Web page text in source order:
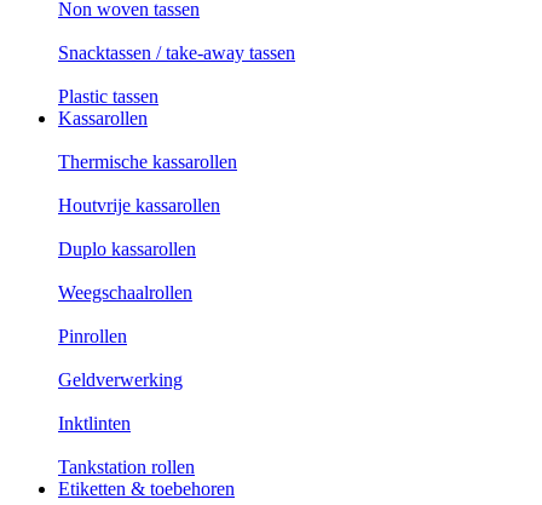
Non woven tassen
Snacktassen / take-away tassen
Plastic tassen
Kassarollen
Thermische kassarollen
Houtvrije kassarollen
Duplo kassarollen
Weegschaalrollen
Pinrollen
Geldverwerking
Inktlinten
Tankstation rollen
Etiketten & toebehoren